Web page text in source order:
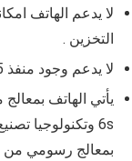
لا يدعم الهاتف
التخزين .
لا يدعم وجود منفذ 3.5 الخاص بالسماعات الخارجية.
يأتي الهاتف